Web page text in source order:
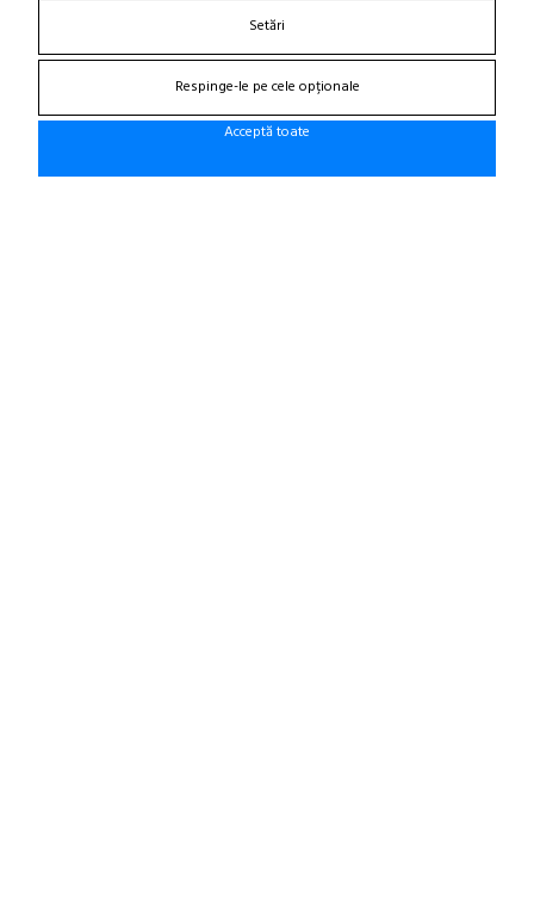
Setări
Respinge-le pe cele opționale
Acceptă toate
Suna la 0766 182 324, 0766 182 326
Craiova, Str. Calea Bucuresti, Bl A4, parter